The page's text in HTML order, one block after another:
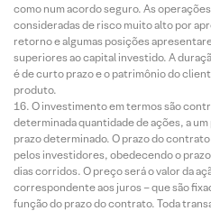
como num acordo seguro. As
consideradas de risco muito alto por
retorno e algumas posições
superiores ao capital investido. A
é de curto prazo e o patrimônio do
produto.
O investimento em termos são
determinada quantidade de ações, a
prazo determinado. O prazo do
pelos investidores, obedecendo o
dias corridos. O preço será o valor da
correspondente aos juros – que são
função do prazo do contrato. Toda